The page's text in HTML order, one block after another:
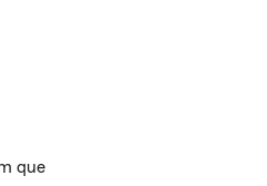
que